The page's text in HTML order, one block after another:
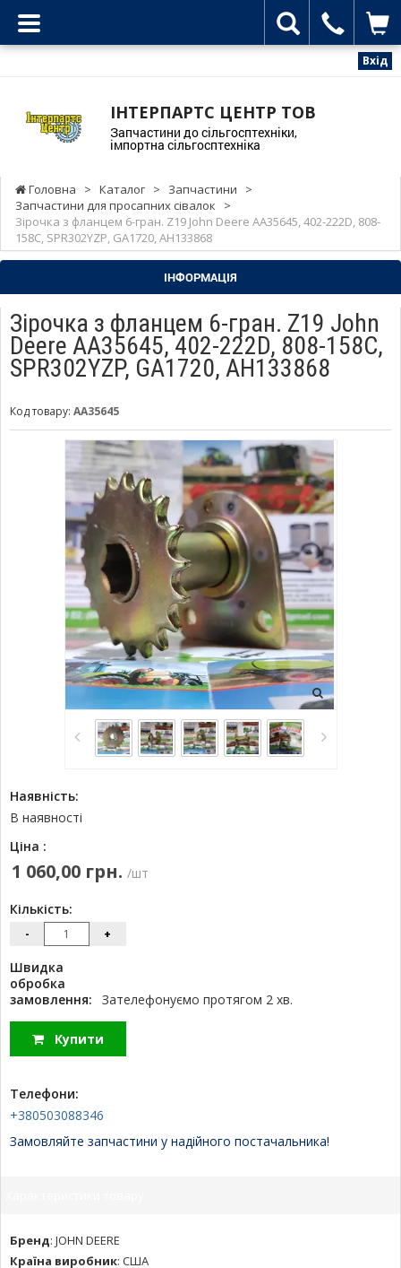
Вхід
ІНТЕРПАРТС ЦЕНТР ТОВ
Запчастини до сільгосптехніки,
імпортна сільгосптехніка
Головна > Каталог > Запчастини
>
Запчастини для просапних сівалок
>
Зірочка з фланцем 6-гран. Z19 John Deere AA35645, 402-222D, 808-
158C, SPR302YZP, GA1720, AH133868
ІНФОРМАЦІЯ
Зірочка з фланцем 6-гран. Z19 John
Deere AA35645, 402-222D, 808-158C,
SPR302YZP, GA1720, AH133868
Код товару: AA35645
Наявність:
В наявності
Ціна :
1 060,00 грн. /шт
Кількість:
- +
Швидка
обробка
замовлення:
Зателефонуємо протягом 2 хв.
Купити
Телефони:
+380503088346
Замовляйте запчастини у надійного постачальника!
Бренд: JOHN DEERE
Країна виробник: США